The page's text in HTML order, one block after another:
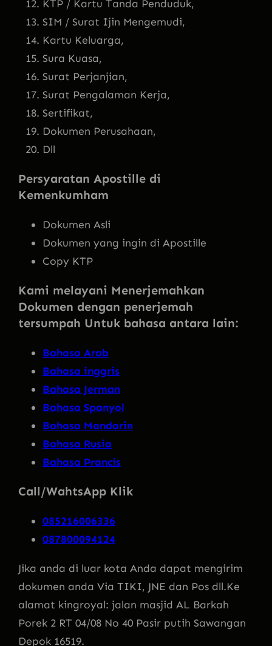
KTP / Kartu Tanda Penduduk,
SIM / Surat Ijin Mengemudi,
Kartu Keluarga,
Sura Kuasa,
Surat Perjanjian,
Surat Pengalaman Kerja,
Sertifikat,
Dokumen Perusahaan,
Dll
Persyaratan Apostille di
Kemenkumham
Dokumen Asli
Dokumen yang ingin di Apostille
Copy KTP
Kami melayani Menerjemahkan
Dokumen dengan penerjemah
tersumpah Untuk bahasa antara lain:
Bahasa Arab
Bahasa inggris
Bahasa Jerman
Bahasa Spanyol
Bahasa Mandarin
Bahasa Rusia
Bahasa Prancis
Call/WahtsApp Klik
085216006336
087800094124
Jika anda di luar kota Anda dapat mengirim
dokumen anda Via TIKI, JNE dan Pos dll.Ke
alamat kingroyal: jalan masjid AL Barkah
Porek 2 RT 04/08 No 40 Pasir putih Sawangan
Depok 16519.